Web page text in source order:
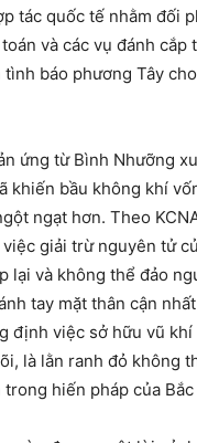
tác quốc tế nhằm đối
và các vụ đánh cắp
tình báo phương Tây
ứng từ Bình Nhưỡng
khiến bầu không khí
ngạt hơn. Theo
giải trừ nguyên tử
lại và không thể đảo
tay mặt thân cận
định việc sở hữu vũ
là lằn ranh đỏ không
hiến pháp của Bắc